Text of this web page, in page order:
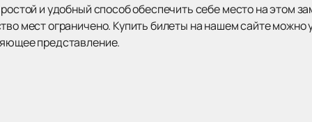
и удобный способ обеспечить себе место на этом
мест ограничено. Купить билеты на нашем сайте можно
представление.